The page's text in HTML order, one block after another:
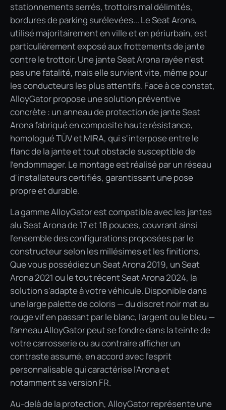
stationnements serrés, trottoirs mal délimités,
bordures de parking surélevées... Le Seat Arona,
utilisé majoritairement en ville et en périurbain, est
particulièrement exposé aux frottements de jante
contre le trottoir. Une jante Seat Arona rayée n'est
pas une fatalité, mais elle survient vite, même pour
les conducteurs les plus attentifs. Face à ce constat,
AlloyGator propose une solution préventive
concrète : un anneau de protection de jante Seat
Arona fabriqué en composite haute résistance,
homologué TÜV et MIRA, qui s'interpose entre le
flanc de la jante et tout obstacle susceptible de
l'endommager. Le montage est réalisé par un réseau
d'installateurs certifiés, garantissant une pose
propre et durable.
La gamme AlloyGator est compatible avec les jantes
alu Seat Arona de 17 et 18 pouces, couvrant ainsi
l'ensemble des configurations proposées par le
constructeur selon les millésimes et les finitions.
Que vous possédiez un Seat Arona 2019, un Seat
Arona 2021 ou le tout récent Seat Arona 2024, la
solution s'adapte à votre véhicule. Disponible dans
une large palette de coloris — du discret noir mat au
rouge vif en passant par le blanc, l'argent ou le bleu —
l'anneau AlloyGator peut se fondre dans la teinte de
votre carrosserie ou au contraire afficher un
contraste assumé, en accord avec l'esprit
personnalisable qui caractérise l'Arona et
notamment sa version FR.
Au-delà de la protection, AlloyGator représente une